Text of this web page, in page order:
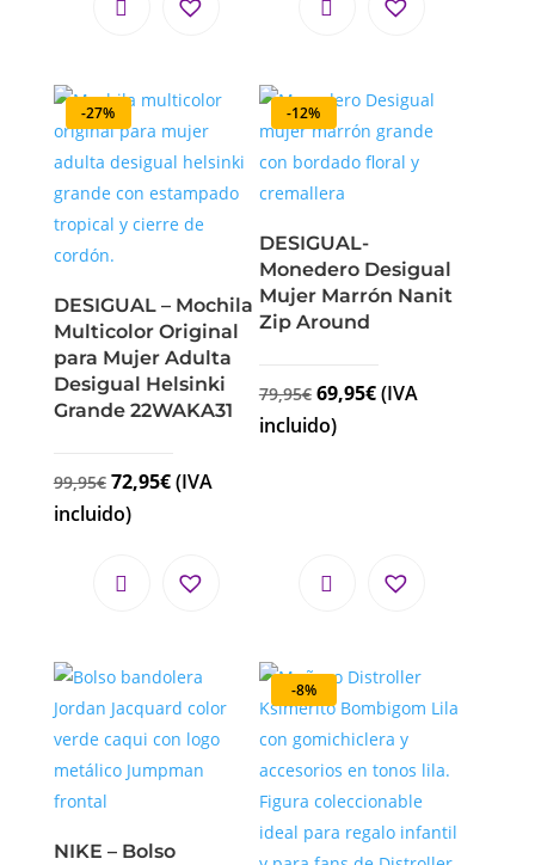
-27%
DESIGUAL – Mochila
Multicolor Original
para Mujer Adulta
Desigual Helsinki
Grande 22WAKA31
99,95€ 72,95€(IVA
incluido)
-12%
DESIGUAL-
Monedero Desigual
Mujer Marrón Nanit
Zip Around
79,95€ 69,95€(IVA
incluido)
NIKE – Bolso
-8%